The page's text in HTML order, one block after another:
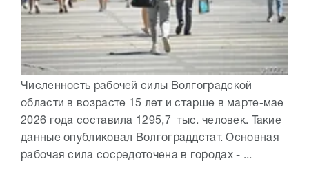
Численность рабочей силы Волгоградской
области в возрасте 15 лет и старше в марте-мае
2026 года составила 1295,7 тыс. человек. Такие
данные опубликовал Волгограддстат. Основная
рабочая сила сосредоточена в городах - ...